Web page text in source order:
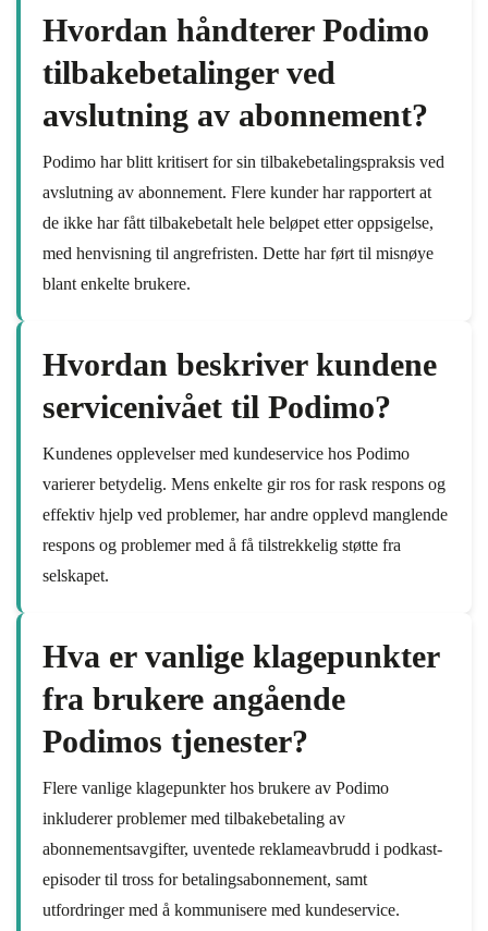
Hvordan håndterer Podimo
tilbakebetalinger ved
avslutning av abonnement?
Podimo har blitt kritisert for sin tilbakebetalingspraksis ved
avslutning av abonnement. Flere kunder har rapportert at
de ikke har fått tilbakebetalt hele beløpet etter oppsigelse,
med henvisning til angrefristen. Dette har ført til misnøye
blant enkelte brukere.
Hvordan beskriver kundene
servicenivået til Podimo?
Kundenes opplevelser med kundeservice hos Podimo
varierer betydelig. Mens enkelte gir ros for rask respons og
effektiv hjelp ved problemer, har andre opplevd manglende
respons og problemer med å få tilstrekkelig støtte fra
selskapet.
Hva er vanlige klagepunkter
fra brukere angående
Podimos tjenester?
Flere vanlige klagepunkter hos brukere av Podimo
inkluderer problemer med tilbakebetaling av
abonnementsavgifter, uventede reklameavbrudd i podkast-
episoder til tross for betalingsabonnement, samt
utfordringer med å kommunisere med kundeservice.